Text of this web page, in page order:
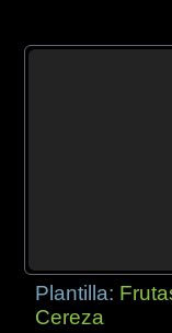
Plantilla:
Cereza